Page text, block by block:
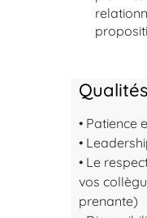
• Patience
•
• Le
vos
prenante)